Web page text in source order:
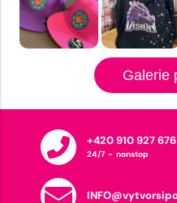
Galerie
+420 910 927 676
24/7 - nonstop